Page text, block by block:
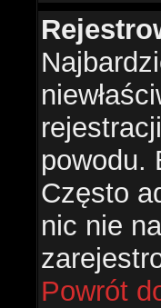
powodu.
Często
nic nie
Powrót